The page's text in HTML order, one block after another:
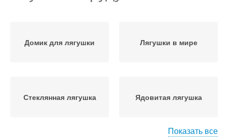
Домик для лягушки Лягушки в мире
Стеклянная лягушка Ядовитая лягушка
Показать все